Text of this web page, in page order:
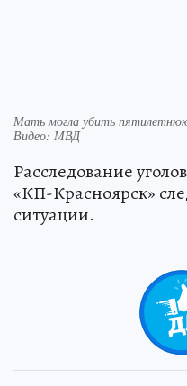
Мать могла убить
Видео: МВД
Расследование
«КП-Красноярск»
ситуации.